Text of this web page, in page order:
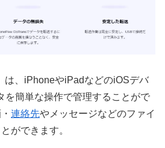
は、iPhoneやiPadなどのiOSデバ
を簡単な操作で管理することがで
連絡先やメッセージなどのファイ
ができます。